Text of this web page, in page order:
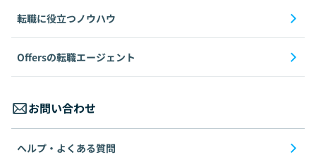
転職に役立つノウハウ
Offersの転職エージェント
お問い合わせ
ヘルプ・よくある質問